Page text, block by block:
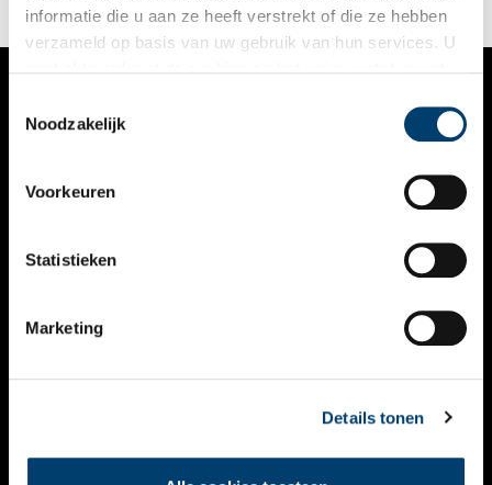
informatie die u aan ze heeft verstrekt of die ze hebben
verzameld op basis van uw gebruik van hun services. U
Noodzakelijk
Voorkeuren
Statistieken
Marketing
Details tonen
VERHALEN
KALENDER
THEMA’S
VIDEO’S
CONTACT